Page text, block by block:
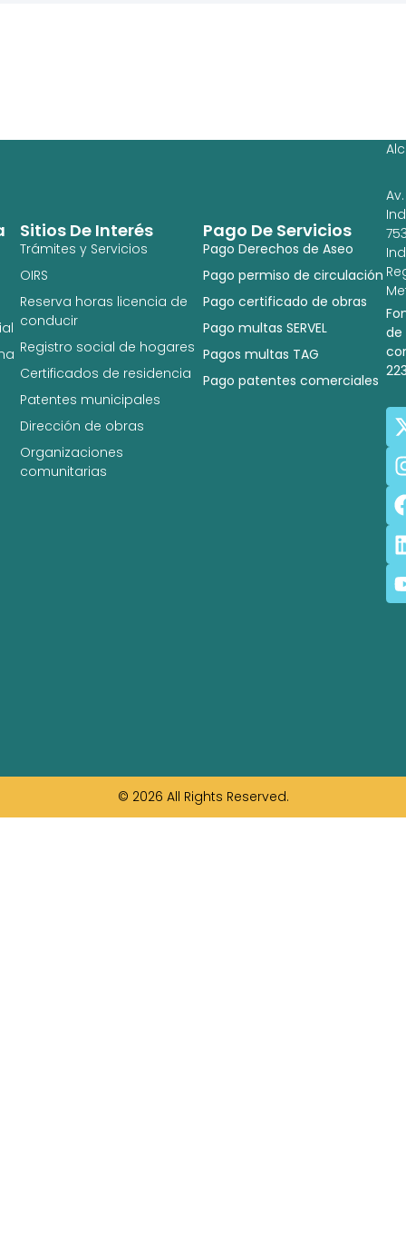
Pago De Servicios
Pago Derechos de Aseo
Pago permiso de circulación
Pago certificado de obras
Pago multas SERVEL
Pagos multas TAG
Pago patentes comerciales
Sitios De Interés
Trámites y Servicios
OIRS
Reserva horas licencia de
conducir
Registro social de hogares
Certificados de residencia
Patentes municipales
Dirección de obras
Organizaciones
comunitarias
Av.
de
© 2026 All Rights Reserved.